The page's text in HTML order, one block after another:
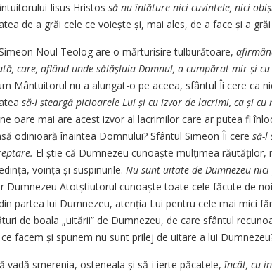
Iisus Hristos să nu înlăture nici cuvintele, nici
de a grăi cele ce voiește și, mai ales, de a face și a
Noul Teolog are o mărturisire tulburătoare,
care, aflând unde sălășluia Domnul, a cumpărat mir și
Mântuitorul nu a alungat-o pe aceea, sfântul Îi cere ca
să-I șteargă picioarele Lui și cu izvor de lacrimi, ca și
oare mai are acest izvor al lacrimilor care ar putea fi
odinioară îna­in­tea Domnului? Sfântul Simeon Îi cere să-l
El știe că Dumnezeu cunoaște mulțimea răutăților,
voința și suspinurile. Nu sunt uitate de Dumnezeu
Dumnezeu Atotștiutorul cunoaște toate cele făcute de
partea lui Dumnezeu, atenția Lui pentru cele mai mici
de boala „uitării” de Dumnezeu, de care sfântul
facem și spunem nu sunt prilej de uitare a lui
vadă smerenia, osteneala și să-i ierte păcatele, încât, cu